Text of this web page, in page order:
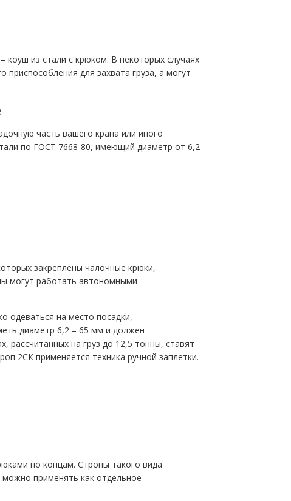
из стали с крюком. В некоторых случаях
для захвата груза, а могут
часть вашего крана или иного
по ГОСТ 7668-80, имеющий диаметр от 6,2
закреплены чалочные крюки,
могут работать автономными
одеваться на место посадки,
диаметр 6,2 – 65 мм и должен
рассчитанных на груз до 12,5 тонны, ставят
2СК применяется техника ручной заплетки.
по концам. Стропы такого вида
применять как отдельное